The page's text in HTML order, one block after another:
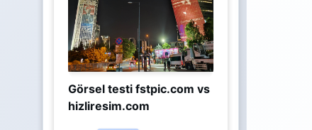
Görsel testi fstpic.com vs
hizliresim.com